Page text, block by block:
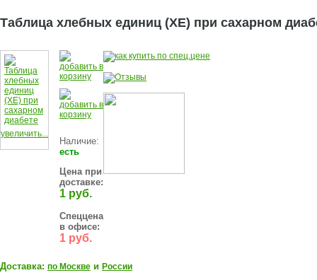
Таблица хлебных единиц (ХЕ) при сахарном
увеличить...
Наличие:
есть
Цена при
доставке:
1 руб.
Спеццена
в офисе:
1 руб.
Доставка: по Москве и России